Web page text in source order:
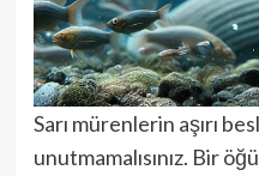
Sarı mürenlerin aşırı
unutmamalısınız. Bir